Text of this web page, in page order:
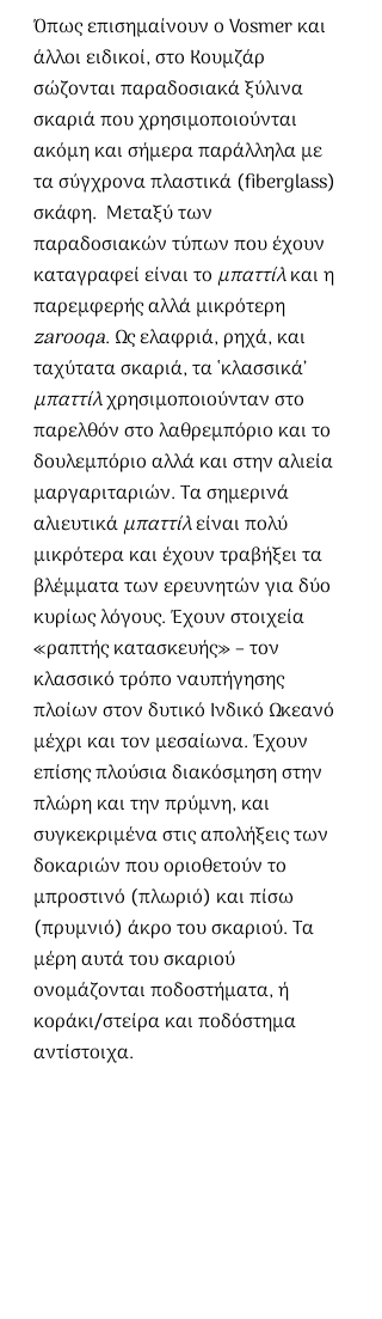
Όπως επισημαίνουν ο Vosmer και
άλλοι ειδικοί, στο Κουμζάρ
σώζονται παραδοσιακά ξύλινα
σκαριά που χρησιμοποιούνται
ακόμη και σήμερα παράλληλα με
τα σύγχρονα πλαστικά (fiberglass)
σκάφη.  Μεταξύ των
παραδοσιακών τύπων που έχουν
καταγραφεί είναι το μπαττίλ και η
παρεμφερής αλλά μικρότερη
zarooqa. Ως ελαφριά, ρηχά, και
ταχύτατα σκαριά, τα ῾κλασσικά’
μπαττίλ χρησιμοποιούνταν στο
παρελθόν στο λαθρεμπόριο και το
δουλεμπόριο αλλά και στην αλιεία
μαργαριταριών. Τα σημερινά
αλιευτικά μπαττίλ είναι πολύ
μικρότερα και έχουν τραβήξει τα
βλέμματα των ερευνητών για δύο
κυρίως λόγους. Έχουν στοιχεία
«ραπτής κατασκευής» – τον
κλασσικό τρόπο ναυπήγησης
πλοίων στον δυτικό Ινδικό Ωκεανό
μέχρι και τον μεσαίωνα. Έχουν
επίσης πλούσια διακόσμηση στην
πλώρη και την πρύμνη, και
συγκεκριμένα στις απολήξεις των
δοκαριών που οριοθετούν το
μπροστινό (πλωριό) και πίσω
(πρυμνιό) άκρο του σκαριού. Τα
μέρη αυτά του σκαριού
ονομάζονται ποδοστήματα, ή
κοράκι/στείρα και ποδόστημα
αντίστοιχα.